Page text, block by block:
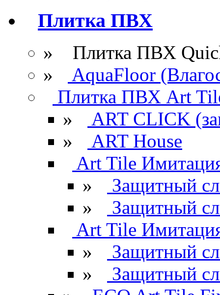
Плитка ПВХ
» Плитка ПВХ
»
AquaFloor
Плитка ПВХ Art
»
ART CLICK
»
ART House
Art Tile
»
Защитный
»
Защитный
Art Tile
»
Защитный
»
Защитный